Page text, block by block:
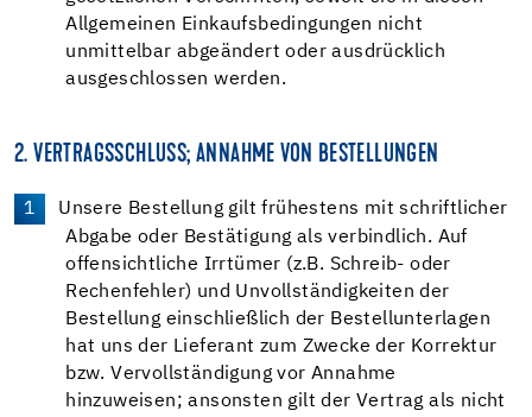
Allgemeinen Einkaufsbedingungen nicht
unmittelbar abgeändert oder ausdrücklich
ausgeschlossen werden.
2. VERTRAGSSCHLUSS; ANNAHME VON BESTELLUNGEN
Unsere Bestellung gilt frühestens mit schriftlicher
Abgabe oder Bestätigung als verbindlich. Auf
offensichtliche Irrtümer (z.B. Schreib- oder
Rechenfehler) und Unvollständigkeiten der
Bestellung einschließlich der Bestellunterlagen
hat uns der Lieferant zum Zwecke der Korrektur
bzw. Vervollständigung vor Annahme
hinzuweisen; ansonsten gilt der Vertrag als nicht